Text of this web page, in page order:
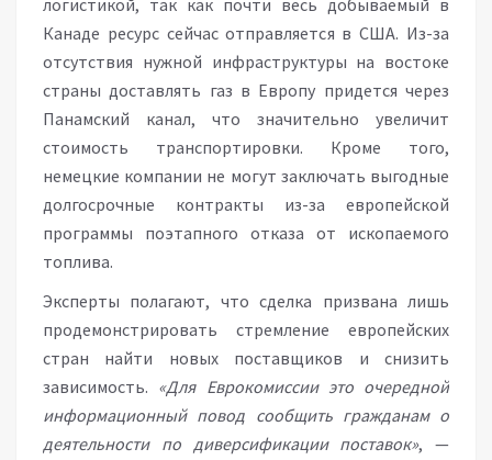
логистикой, так как почти весь добываемый в
Канаде ресурс сейчас отправляется в США. Из-за
отсутствия нужной инфраструктуры на востоке
страны доставлять газ в Европу придется через
Панамский канал, что значительно увеличит
стоимость транспортировки. Кроме того,
немецкие компании не могут заключать выгодные
долгосрочные контракты из-за европейской
программы поэтапного отказа от ископаемого
топлива.
Эксперты полагают, что сделка призвана лишь
продемонстрировать стремление европейских
стран найти новых поставщиков и снизить
зависимость. «Для Еврокомиссии это очередной
информационный повод сообщить гражданам о
деятельности по диверсификации поставок», —